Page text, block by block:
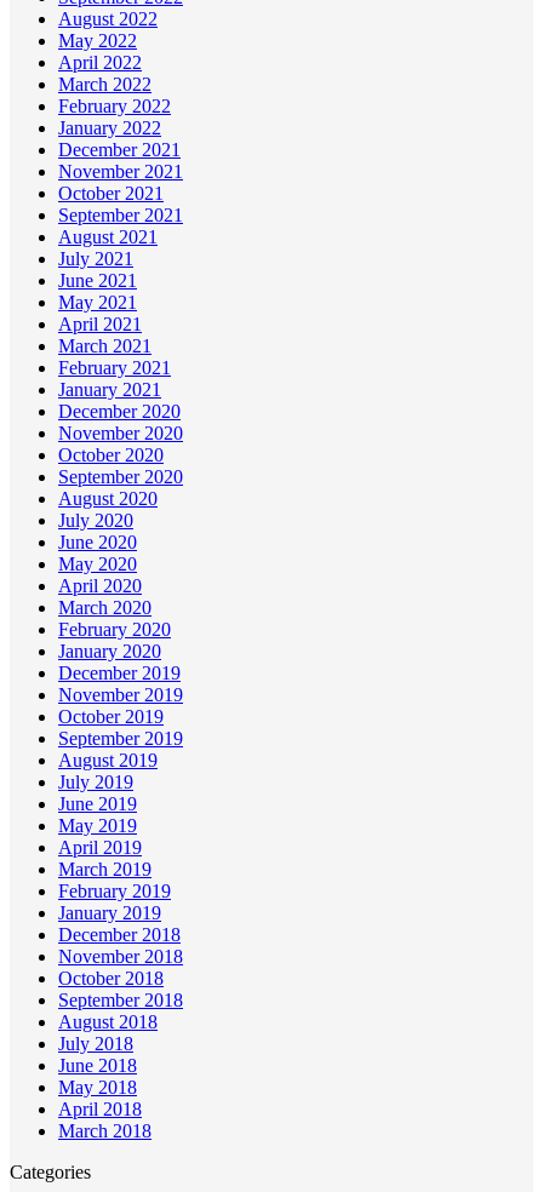
August 2022
May 2022
April 2022
March 2022
February 2022
January 2022
December 2021
November 2021
October 2021
September 2021
August 2021
July 2021
June 2021
May 2021
April 2021
March 2021
February 2021
January 2021
December 2020
November 2020
October 2020
September 2020
August 2020
July 2020
June 2020
May 2020
April 2020
March 2020
February 2020
January 2020
December 2019
November 2019
October 2019
September 2019
August 2019
July 2019
June 2019
May 2019
April 2019
March 2019
February 2019
January 2019
December 2018
November 2018
October 2018
September 2018
August 2018
July 2018
June 2018
May 2018
April 2018
March 2018
Categories